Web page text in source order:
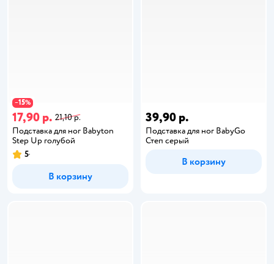
−15%
17,90 р. 21,10 р.
Подставка для ног Babyton
Step Up голубой
5
В корзину
39,90 р.
Подставка для ног BabyGo
Степ серый
В корзину